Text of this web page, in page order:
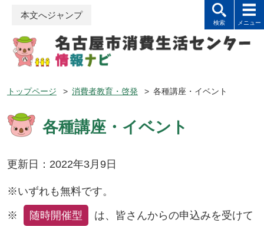
本文へジャンプ
トップページ > 消費者教育・啓発 > 各種講座・イベント
各種講座・イベント
更新日：2022年3月9日
※いずれも無料です。
※ 随時開催型
は、皆さんからの申込みを受けて